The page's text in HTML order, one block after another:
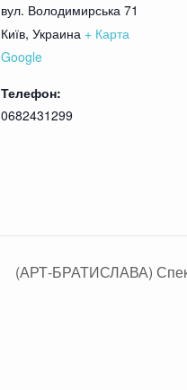
вул. Володимирська 71
Київ, Украина + Карта
Google
Телефон:
0682431299
(АРТ-БРАТИСЛАВА)